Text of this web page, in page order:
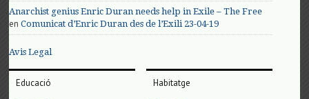
Anarchist genius Enric Duran needs help in Exile – The Free
enComunicat d’Enric Duran des de l’Exili 23-04-19
Avis Legal
Educació Habitatge